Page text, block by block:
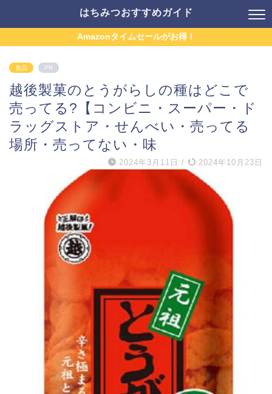
はちみつおすすめガイド
Amazonタイムセールがお得！
食品 PR
越後製菓のとうがらしの種はどこで
売ってる?【コンビニ・スーパー・ド
ラッグストア・せんべい・売ってる
場所・売ってない・味
2024年3月11日 / 2024年10月23日